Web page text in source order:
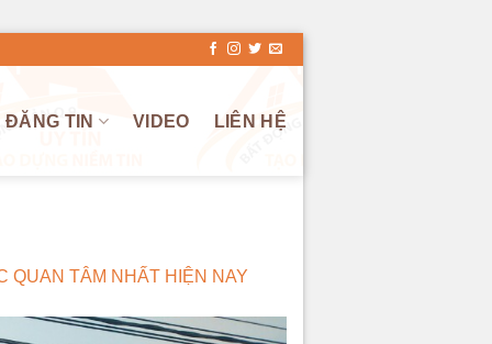
ĐĂNG TIN VIDEO LIÊN HỆ
TÂM NHẤT HIỆN NAY